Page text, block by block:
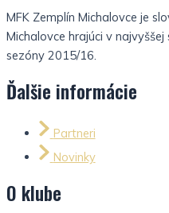
MFK Zemplín Michalovce je
Michalovce hrajúci v
sezóny 2015/16.
Ďalšie informácie
Partneri
Novinky
O klube